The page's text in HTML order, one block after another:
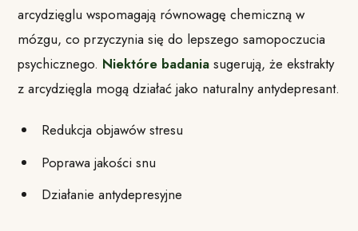
arcydzięglu wspomagają równowagę chemiczną w
mózgu, co przyczynia się do lepszego samopoczucia
psychicznego. Niektóre badania sugerują, że ekstrakty
z arcydzięgla mogą działać jako naturalny antydepresant.
Redukcja objawów stresu
Poprawa jakości snu
Działanie antydepresyjne